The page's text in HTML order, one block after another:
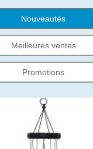
Nouveautés
Meilleures ventes
Promotions